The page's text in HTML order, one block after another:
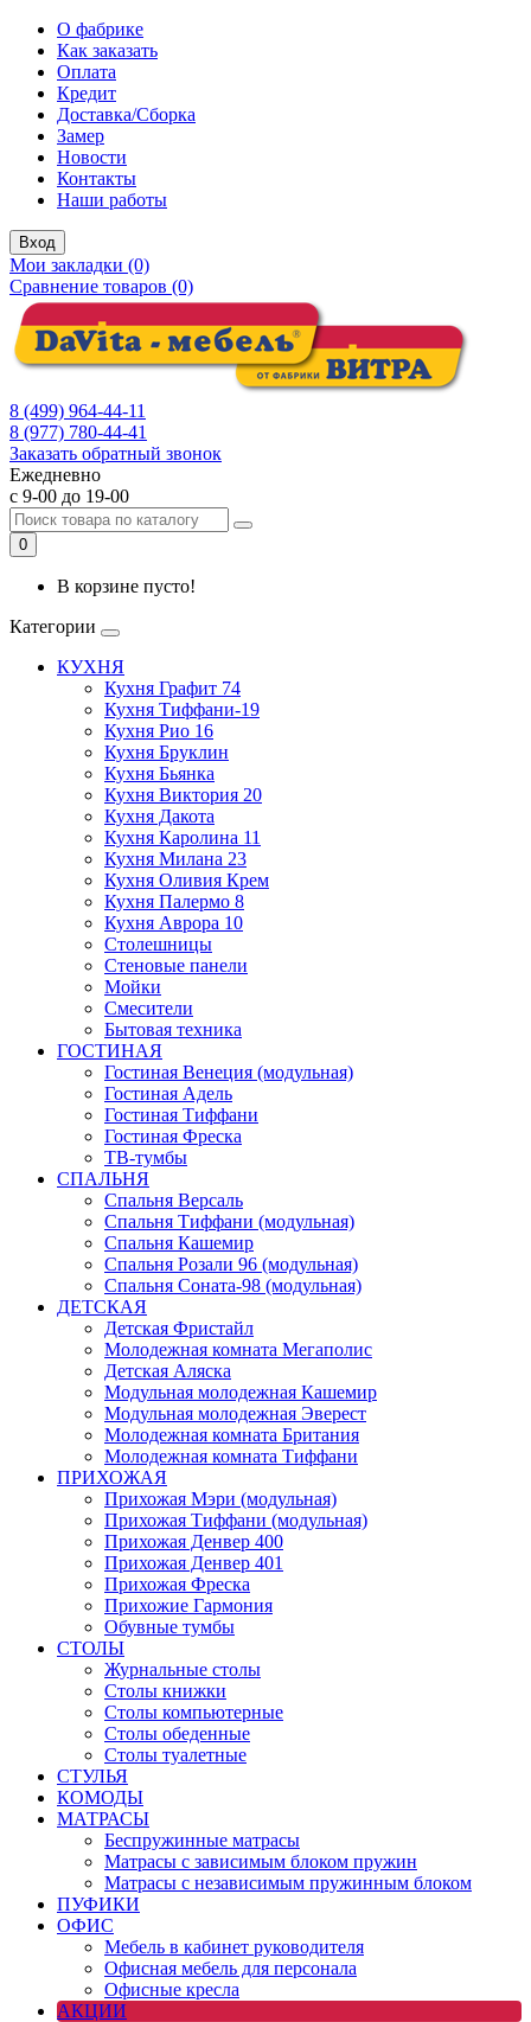
О фабрике
Как заказать
Оплата
Кредит
Доставка/Сборка
Замер
Новости
Контакты
Наши работы
Вход
Мои закладки (0)
Сравнение товаров (0)
8 (499) 964-44-11
8 (977) 780-44-41
Заказать обратный звонок
Ежедневно
с 9-00 до 19-00
0
В корзине пусто!
Категории
КУХНЯ
Кухня Графит 74
Кухня Тиффани-19
Кухня Рио 16
Кухня Бруклин
Кухня Бьянка
Кухня Виктория 20
Кухня Дакота
Кухня Каролина 11
Кухня Милана 23
Кухня Оливия Крем
Кухня Палермо 8
Кухня Аврора 10
Столешницы
Стеновые панели
Мойки
Смесители
Бытовая техника
ГОСТИНАЯ
Гостиная Венеция (модульная)
Гостиная Адель
Гостиная Тиффани
Гостиная Фреска
ТВ-тумбы
СПАЛЬНЯ
Спальня Версаль
Спальня Тиффани (модульная)
Спальня Кашемир
Спальня Розали 96 (модульная)
Спальня Соната-98 (модульная)
ДЕТСКАЯ
Детская Фристайл
Молодежная комната Мегаполис
Детская Аляска
Модульная молодежная Кашемир
Модульная молодежная Эверест
Молодежная комната Британия
Молодежная комната Тиффани
ПРИХОЖАЯ
Прихожая Мэри (модульная)
Прихожая Тиффани (модульная)
Прихожая Денвер 400
Прихожая Денвер 401
Прихожая Фреска
Прихожие Гармония
Обувные тумбы
СТОЛЫ
Журнальные столы
Столы книжки
Столы компьютерные
Столы обеденные
Столы туалетные
СТУЛЬЯ
КОМОДЫ
МАТРАСЫ
Беспружинные матрасы
Матрасы с зависимым блоком пружин
Матрасы с независимым пружинным блоком
ПУФИКИ
ОФИС
Мебель в кабинет руководителя
Офисная мебель для персонала
Офисные кресла
АКЦИИ